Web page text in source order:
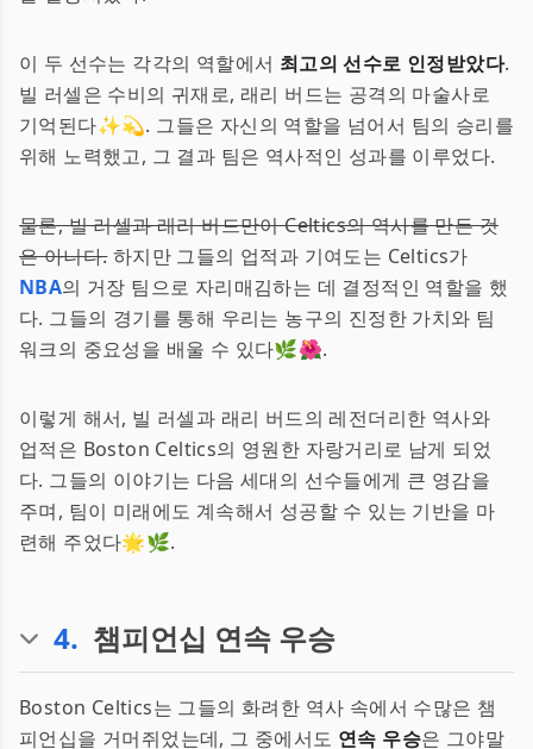
이 두 선수는 각각의 역할에서 최고의 선수로 인정받았다.
빌 러셀은 수비의 귀재로, 래리 버드는 공격의 마술사로
기억된다✨💫. 그들은 자신의 역할을 넘어서 팀의 승리를
위해 노력했고, 그 결과 팀은 역사적인 성과를 이루었다.
물론, 빌 러셀과 래리 버드만이 Celtics의 역사를 만든 것
은 아니다.하지만 그들의 업적과 기여도는 Celtics가
NBA의 거장 팀으로 자리매김하는 데 결정적인 역할을 했
다. 그들의 경기를 통해 우리는 농구의 진정한 가치와 팀
워크의 중요성을 배울 수 있다🌿🌺.
이렇게 해서, 빌 러셀과 래리 버드의 레전더리한 역사와
업적은 Boston Celtics의 영원한 자랑거리로 남게 되었
다. 그들의 이야기는 다음 세대의 선수들에게 큰 영감을
주며, 팀이 미래에도 계속해서 성공할 수 있는 기반을 마
련해 주었다🌟🌿.
4. 챔피언십 연속 우승
Boston Celtics는 그들의 화려한 역사 속에서 수많은 챔
피언십을 거머쥐었는데, 그 중에서도 연속 우승은 그야말